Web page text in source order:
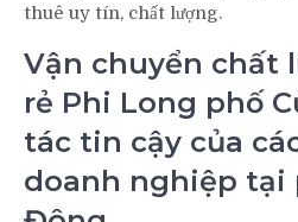
thuê uy tín, chất lượng.
Vận chuyển chất
rẻ Phi Long phố
tác tin cậy của
doanh nghiệp tại